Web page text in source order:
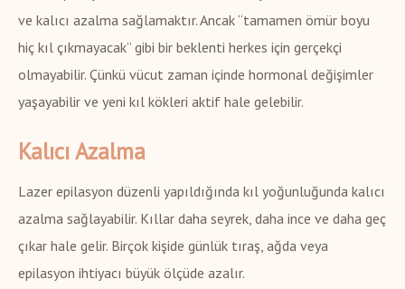
ve kalıcı azalma sağlamaktır. Ancak “tamamen ömür boyu
hiç kıl çıkmayacak” gibi bir beklenti herkes için gerçekçi
olmayabilir. Çünkü vücut zaman içinde hormonal değişimler
yaşayabilir ve yeni kıl kökleri aktif hale gelebilir.
Kalıcı Azalma
Lazer epilasyon düzenli yapıldığında kıl yoğunluğunda kalıcı
azalma sağlayabilir. Kıllar daha seyrek, daha ince ve daha geç
çıkar hale gelir. Birçok kişide günlük tıraş, ağda veya
epilasyon ihtiyacı büyük ölçüde azalır.